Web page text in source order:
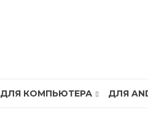
ДЛЯ КОМПЬЮТЕРА ДЛЯ